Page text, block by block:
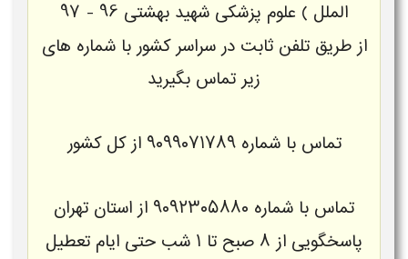
الملل ) علوم پزشکی شهید بهشتی 96 - 97
از طریق تلفن ثابت در سراسر کشور با شماره های
زیر تماس بگیرید
تماس با شماره۹۰۹۹۰۷۱۷۸۹ ازکل کشور
تماس با شماره ۹۰۹۲۳۰۵۸۸۰ ازاستان تهران
پاسخگویی از ۸ صبح تا ۱ شب حتی ایام تعطیل